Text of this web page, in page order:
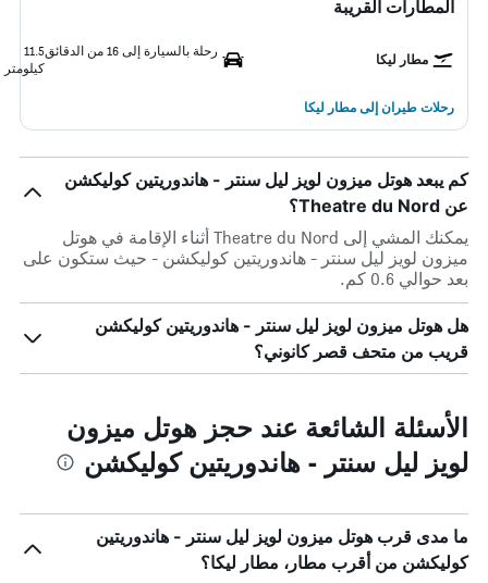
المطارات القريبة
مطار ليكا
رحلة بالسيارة إلى 16 من الدقائق
11.5
كيلومتر
رحلات طيران إلى مطار ليكا
كم يبعد هوتل ميزون لويز ليل سنتر - هاندوريتين كوليكشن
عن Theatre du Nord؟
يمكنك المشي إلى Theatre du Nord أثناء الإقامة في هوتل
ميزون لويز ليل سنتر - هاندوريتين كوليكشن - حيث ستكون على
بعد حوالي 0.6 كم.
هل هوتل ميزون لويز ليل سنتر - هاندوريتين كوليكشن
قريب من متحف قصر كانوني؟
الأسئلة الشائعة عند حجز هوتل ميزون
لويز ليل سنتر - هاندوريتين كوليكشن
ما مدى قرب هوتل ميزون لويز ليل سنتر - هاندوريتين
كوليكشن من أقرب مطار، مطار ليكا؟